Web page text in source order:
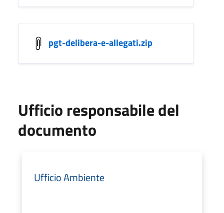
pgt-delibera-e-allegati.zip
Ufficio responsabile del
documento
Ufficio Ambiente